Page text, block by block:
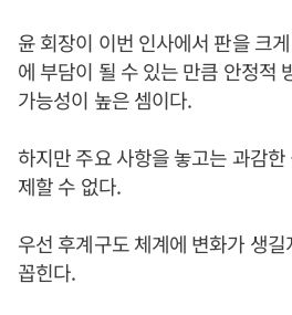
윤 회장이 이번 인사에서 판을 크
에 부담이 될 수 있는 만큼 안정적
가능성이 높은 셈이다.
하지만 주요 사항을 놓고는 과감
제할 수 없다.
우선 후계구도 체계에 변화가 생
꼽힌다.